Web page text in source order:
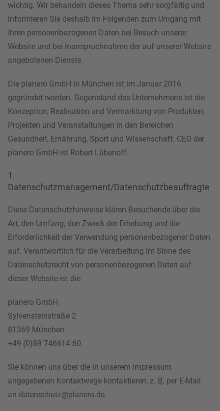
wichtig. Wir behandeln dieses Thema sehr sorgfältig und
informieren Sie deshalb im Folgenden zum Umgang mit
Ihren personenbezogenen Daten bei Besuch unserer
Website und bei Inanspruchnahme der auf unserer Website
angebotenen Dienste.
Die planero GmbH in München ist im Januar 2016
gegründet worden. Gegenstand des Unternehmens ist die
Konzeption, Realisation und Vermarktung von Produkten,
Projekten und Veranstaltungen in den Bereichen
Gesundheit, Ernährung, Sport und Wissenschaft. CEO der
planero GmbH ist Robert Lübenoff.
1.
Datenschutzmanagement/Datenschutzbeauftragte
Diese Datenschutzhinweise klären Besuchende über die
Art, den Umfang, den Zweck der Erhebung und die
Erforderlichkeit der Verwendung personenbezogener Daten
auf. Verantwortlich für die Verarbeitung im Sinne des
Datenschutzrecht von personenbezogenen Daten auf
dieser Website ist die
planero GmbH
Sylvensteinstraße 2
81369 München
+49 (0)89 746614 60
Sie können uns über die in unserem Impressum
angegebenen Kontaktwege kontaktieren, z. B. per E-Mail
an datenschutz@planero.de.